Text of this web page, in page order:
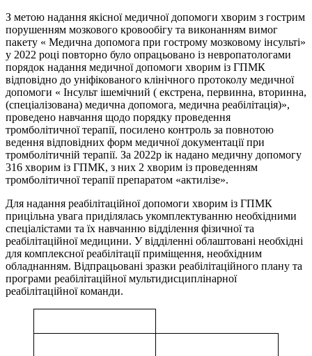
З метою надання якісної медичної допомоги хворим з гострим
порушенням мозкового кровообігу та виконанням вимог
пакету « Медична допомога при гострому мозковому інсульті»
у 2022 році повторно було опрацьовано із невропатологами
порядок надання медичної допомоги хворим із ГПМК
відповідно до уніфікованого клінічного протоколу медичної
допомоги « Інсульт ішемічний ( екстрена, первинна, вторинна,
(спеціалізована) медична допомога, медична реабілітація)»,
проведено навчання щодо порядку проведення
тромболітичної терапії, посилено контроль за повнотою
ведення відповідних форм медичної документації при
тромболітичній терапії. За 2022р ік надано медичну допомогу
316 хворим із ГПМК, з них 2 хворим із проведенням
тромболітичної терапії препаратом «актилізе».
Для надання реабілітаційної допомоги хворим із ГПМК
прицільна увага приділялась укомплектуванню необхідними
спеціалістами та їх навчанню відділення фізичної та
реабілітаційної медицини. У відділенні облаштовані необхідні
для комплексної реабілітації приміщення, необхідним
обладнанням. Відпрацьовані зразки реабілітаційного плану та
програми реабілітаційної мультидисциплінарної
реабілітаційної команди.